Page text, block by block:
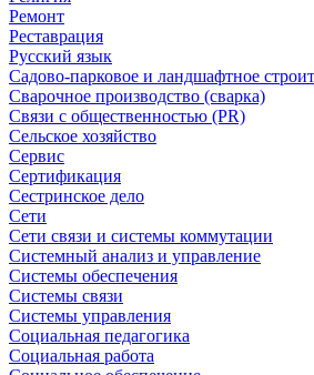
Ремонт
Реставрация
Русский язык
Садово-парковое и ландшафтное
Сварочное производство (сварка)
Связи с общественностью (PR)
Сельское хозяйство
Сервис
Сертификация
Сестринское дело
Сети
Сети связи и системы коммутации
Системный анализ и управление
Системы обеспечения
Системы связи
Системы управления
Социальная педагогика
Социальная работа